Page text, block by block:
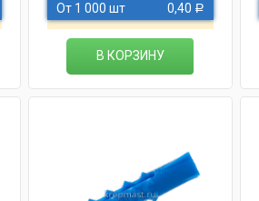
От 1 000 шт 0,40 Р
В КОРЗИНУ